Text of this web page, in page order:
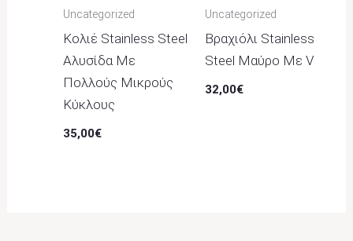
Uncategorized
Κολιέ Stainless Steel
Αλυσίδα Με
Πολλούς Μικρούς
Κύκλους
35,00€
Uncategorized
Βραχιόλι Stainless
Steel Μαύρο Με V
32,00€